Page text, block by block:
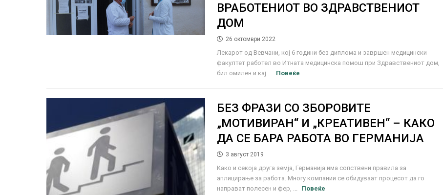
ВРАБОТЕНИОТ ВО ЗДРАВСТВЕНИОТ
ДОМ
26 октомври 2022
Лекарот од Вевчани, кој 6 години без диплома и завршен медицински
факултет работел во Итната медицинска помош при Здравствениот дом,
бил омилен и кај ...
Повеќе
БЕЗ ФРАЗИ СО ЗБОРОВИТЕ
„МОТИВИРАН“ И „КРЕАТИВЕН“ – КАКО
ДА СЕ БАРА РАБОТА ВО ГЕРМАНИЈА
3 август 2019
Како и секоја друга земја, Германија има сопствени правила за
аплицирање за работа. Многу компании се обидуваат процесот да го
направат полесен и фер, ...
Повеќе